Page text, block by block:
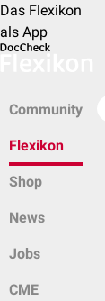
Das Flexikon
als App
Community
Flexikon
Shop
News
Jobs
CME